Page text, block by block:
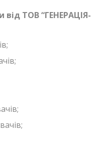
від ТОВ “ГЕНЕРАЦІЯ-